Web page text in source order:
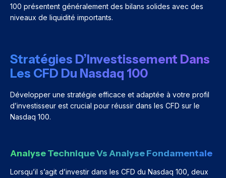
100 présentent généralement des bilans solides avec des
niveaux de liquidité importants.
Stratégies D’Investissement Dans
Les CFD Du Nasdaq 100
Développer une stratégie efficace et adaptée à votre profil
d’investisseur est crucial pour réussir dans les CFD sur le
Nasdaq 100.
Analyse Technique Vs Analyse Fondamentale
Lorsqu’il s’agit d’investir dans les CFD du Nasdaq 100, deux